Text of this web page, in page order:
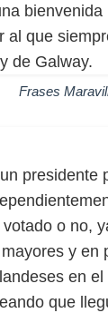
bienvenida
al que
de Galway.
Frases
presidente
o no,
y en
en el
que